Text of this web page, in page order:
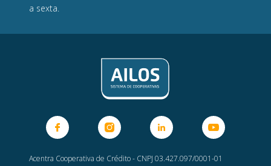
a sexta.
Acentra Cooperativa de Crédito - CNPJ 03.427.097/0001-01